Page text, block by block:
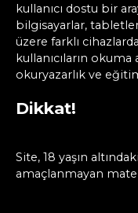
kullanıcı dostu bir
bilgisayarlar,
üzere farklı
kullanıcıların okuma
okuryazarlık ve
Dikkat!
Site, 18 yaşın
amaçlanmayan